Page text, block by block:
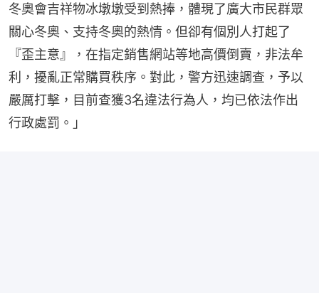
冬奧會吉祥物冰墩墩受到熱捧，體現了廣大市民群眾
關心冬奧、支持冬奧的熱情。但卻有個別人打起了
『歪主意』，在指定銷售網站等地高價倒賣，非法牟
利，擾亂正常購買秩序。對此，警方迅速調查，予以
嚴厲打擊，目前查獲3名違法行為人，均已依法作出
行政處罰。」